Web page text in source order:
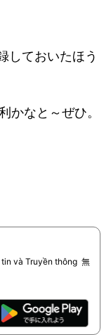
しておいたほう
かなと～ぜひ。
và Truyền thông 無